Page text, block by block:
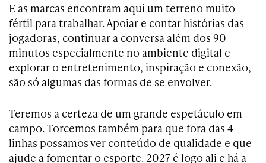
E as marcas encontram aqui um terreno muito
fértil para trabalhar. Apoiar e contar histórias das
jogadoras, continuar a conversa além dos 90
minutos especialmente no ambiente digital e
explorar o entretenimento, inspiração e conexão,
são só algumas das formas de se envolver.
Teremos a certeza de um grande espetáculo em
campo. Torcemos também para que fora das 4
linhas possamos ver conteúdo de qualidade e que
ajude a fomentar o esporte. 2027 é logo ali e há a